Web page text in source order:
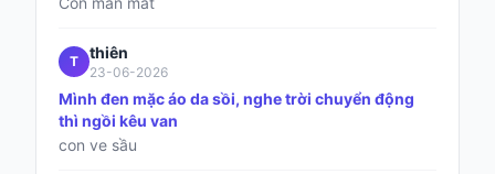
T thiên
23-06-2026
Mình đen mặc áo da sồi, nghe trời chuyển động
thì ngồi kêu van
con ve sầu